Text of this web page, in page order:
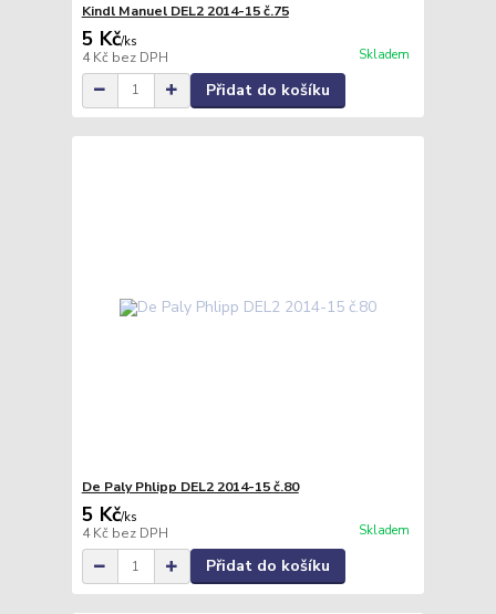
Kindl Manuel DEL2 2014-15 č.75
5 Kč/ks
4 Kč bez DPH Skladem
Přidat do košíku
De Paly Phlipp DEL2 2014-15 č.80
5 Kč/ks
4 Kč bez DPH Skladem
Přidat do košíku